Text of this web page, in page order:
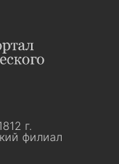
г.
филиал